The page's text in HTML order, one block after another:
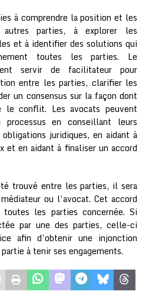
à comprendre la position et les
parties, à explorer les
et à identifier des solutions qui
toutes les parties. Le
servir de facilitateur pour
entre les parties, clarifier les
un consensus sur la façon dont
le conflit. Les avocats peuvent
en conseillant leurs
juridiques, en aidant à
en aidant à finaliser un accord
trouvé entre les parties, il sera
ou l’avocat. Cet accord
les parties concernée. Si
par une des parties, celle-ci
afin d’obtenir une injonction
à tenir ses engagements.